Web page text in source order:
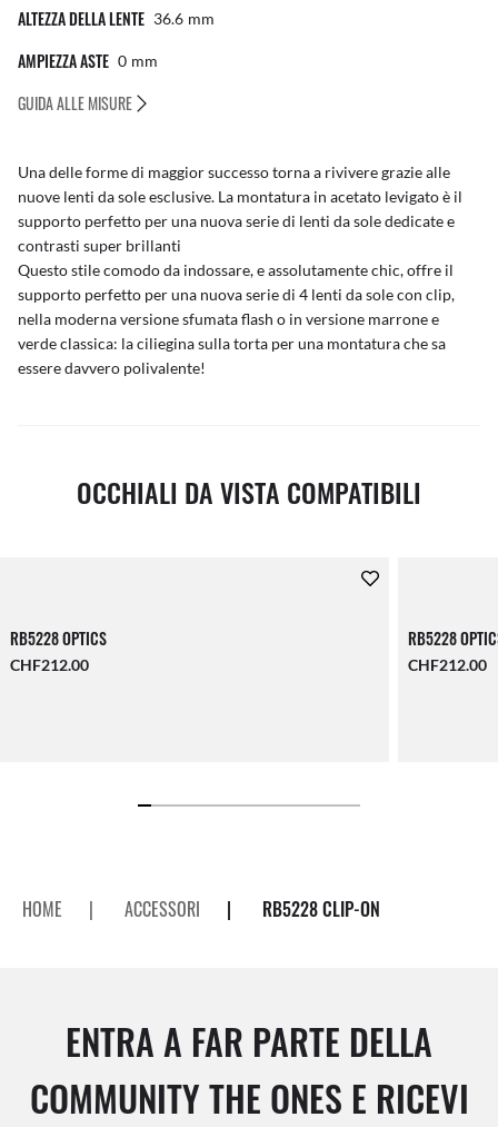
ALTEZZA DELLA LENTE 36.6 Mm
AMPIEZZA ASTE 0 Mm
GUIDA ALLE MISURE
Una delle forme di maggior successo torna a rivivere grazie alle
nuove lenti da sole esclusive. La montatura in acetato levigato è il
supporto perfetto per una nuova serie di lenti da sole dedicate e
contrasti super brillanti
Questo stile comodo da indossare, e assolutamente chic, offre il
supporto perfetto per una nuova serie di 4 lenti da sole con clip,
nella moderna versione sfumata flash o in versione marrone e
verde classica: la ciliegina sulla torta per una montatura che sa
essere davvero polivalente!
OCCHIALI DA VISTA COMPATIBILI
RB5228 OPTICS
CHF212.00
RB5228
CHF212.00
HOME | ACCESSORI | RB5228 CLIP-ON
ENTRA A FAR PARTE DELLA
COMMUNITY THE ONES E RICEVI